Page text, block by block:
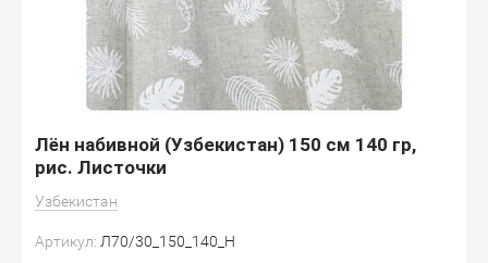
Лён набивной (Узбекистан) 150 см 140 гр,
рис. Листочки
Узбекистан
Артикул: Л70/30_150_140_Н